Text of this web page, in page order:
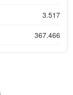
3.517
367.466